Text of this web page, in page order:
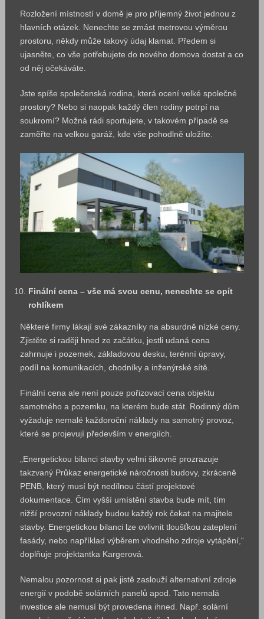
Rozložení místností v domě je pro příjemný život jednou z
hlavních otázek. Nenechte se zmást metrovou výměrou
prostoru, někdy může takový údaj klamat. Předem si
ujasněte, co vše potřebujete do nového domova dostat a co
od něj očekáváte.
Jste spíše společenská rodina, která ocení velké společné
prostory? Nebo si naopak každý člen rodiny potrpí na
soukromí? Možná rádi sportujete, v takovém případě se
zaměřte na velkou garáž, kde vše pohodlně uložíte.
Finální cena – vše má svou cenu, nenechte se opít
rohlíkem
Některé firmy lákají své zákazníky na absurdně nízké ceny.
Zjistěte si raději hned ze začátku, jestli udaná cena
zahrnuje i pozemek, základovou desku, terénní úpravy,
podíl na komunikacích, chodníky a inženýrské sítě.
Finální cena ale není pouze pořizovací cena objektu
samotného a pozemku, na kterém bude stát. Rodinný dům
vyžaduje nemalé každoroční náklady na samotný provoz,
které se projevují především v energiích.
„Energetickou bilanci stavby velmi šikovně prozrazuje
takzvaný Průkaz energetické náročnosti budovy, zkráceně
PENB, který musí být nedílnou částí projektové
dokumentace. Čím vyšší umístění stavba bude mít, tím
nižší provozní náklady budou každý rok čekat na majitele
stavby. Energetickou bilanci lze ovlivnit tloušťkou zateplení
fasády, nebo například výběrem vhodného zdroje vytápění,“
doplňuje projektantka Kargerová.
Nemalou pozornost si pak jistě zaslouží alternativní zdroje
energií v podobě solárních panelů apod. Tato nemalá
investice ale nemusí být provedena ihned. Např. solární